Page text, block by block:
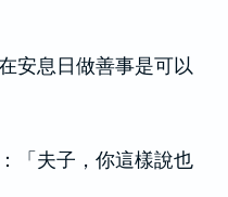
安息日做善事是可以
「夫子，你這樣說也